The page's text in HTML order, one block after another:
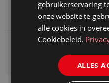
Juridisch adviseur (junior)
Kifid zoekt een
Jurist- secretaris
gebruikerservaring
onze website te
alle cookies in
Cookiebeleid.
ALLES